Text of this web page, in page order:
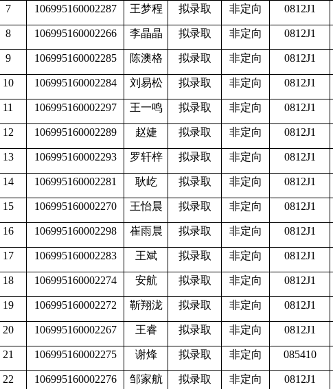
7 106995160002287 王梦程 拟录取 非定向 0812J1
8 106995160002266 李晶晶 拟录取 非定向 0812J1
9 106995160002285 陈澳格 拟录取 非定向 0812J1
10 106995160002284 刘易松 拟录取 非定向 0812J1
11 106995160002297 王一鸣 拟录取 非定向 0812J1
12 106995160002289 赵婕 拟录取 非定向 0812J1
13 106995160002293 罗轩梓 拟录取 非定向 0812J1
14 106995160002281 耿屹 拟录取 非定向 0812J1
15 106995160002270 王怡晨 拟录取 非定向 0812J1
16 106995160002298 崔雨晨 拟录取 非定向 0812J1
17 106995160002283 王斌 拟录取 非定向 0812J1
18 106995160002274 安航 拟录取 非定向 0812J1
19 106995160002272 靳翔泷 拟录取 非定向 0812J1
20 106995160002267 王睿 拟录取 非定向 0812J1
21 106995160002275 谢烽 拟录取 非定向 085410
22 106995160002276 邹家航 拟录取 非定向 0812J1